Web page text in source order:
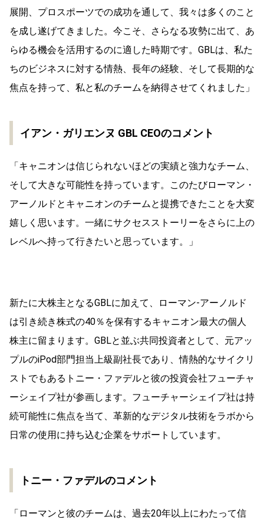
展開、プロスポーツでの成功を通して、我々は多くのこと
を成し遂げてきました。今こそ、さらなる攻勢に出て、あ
らゆる機会を活用するのに適した時期です。GBLは、私た
ちのビジネスに対する情熱、長年の経験、そして長期的な
焦点を持って、私と私のチームを納得させてくれました」
イアン・ガリエンヌ GBL CEOのコメント
「キャニオンは信じられないほどの実績と強力なチーム、
そして大きな可能性を持っています。このたびローマン・
アーノルドとキャニオンのチームと提携できたことを大変
嬉しく思います。一緒にサクセスストーリーをさらに上の
レベルへ持って行きたいと思っています。」
新たに大株主となるGBLに加えて、ローマン-アーノルド
は引き続き株式の40％を保有するキャニオン最大の個人
株主に留まります。GBLと並ぶ共同投資者として、元アッ
プルのiPod部門担当上級副社長であり、情熱的なサイクリ
ストでもあるトニー・ファデルと彼の投資会社フューチャ
ーシェイプ社が参画します。フューチャーシェイプ社は持
続可能性に焦点を当て、革新的なデジタル技術をラボから
日常の使用に持ち込む企業をサポートしています。
トニー・ファデルのコメント
「ローマンと彼のチームは、過去20年以上にわたって信